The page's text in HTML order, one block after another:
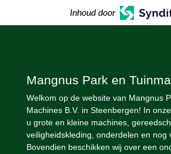
Inhoud door
Mangnus Park en
Welkom op de website van Mangnus
Machines B.V. in Steenbergen! In
u grote en kleine machines,
veiligheidskleding, onderdelen en nog
Bovendien beschikken wij over een